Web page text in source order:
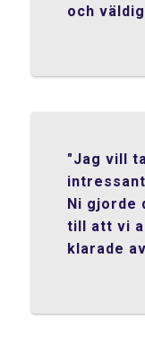
och
"Jag vill
Ni gjorde
till att vi
klarade